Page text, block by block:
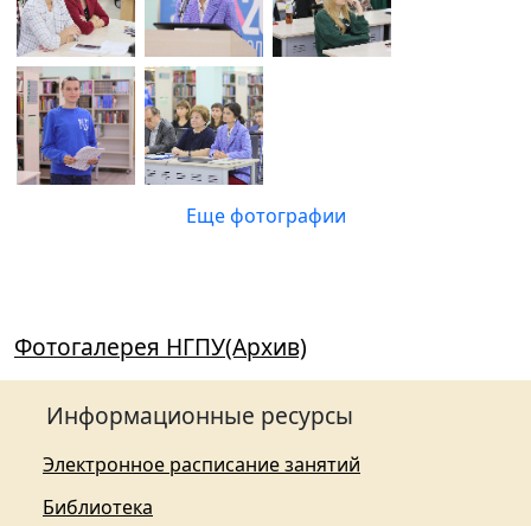
Еще фотографии
Фотогалерея НГПУ(Архив)
Информационные ресурсы
Электронное расписание занятий
Библиотека